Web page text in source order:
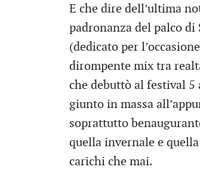
E che dire dell’ultima
padronanza del palco
(dedicato per
dirompente mix tra
che debuttò al festival
giunto in massa
soprattutto
quella invernale e
carichi che mai.